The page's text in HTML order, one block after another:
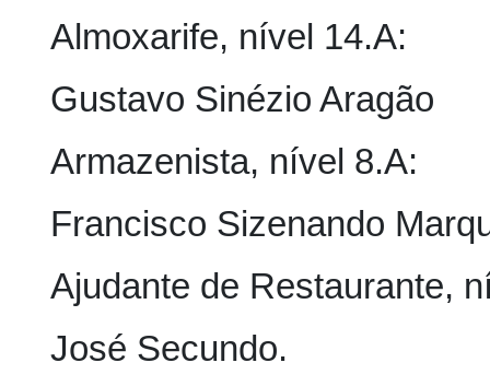
Almoxarife, nível 14.A:
Gustavo Sinézio Aragão
Armazenista, nível 8.A:
Francisco Sizenando
Ajudante de Restaurante,
José Secundo.